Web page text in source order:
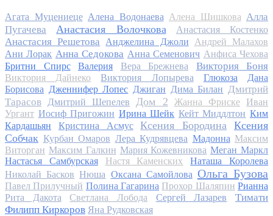
Агата Муцениеце Алена Водонаева Алена Шишкова Алла
Пугачева
Анастасия Волочкова Анастасия Костенко
Анастасия Решетова Анджелина Джоли
Андрей Малахов
Ани Лорак Анна Седокова Анна Семенович Анфиса Чехова
Бритни Спирс
Валерия Вера Брежнева Виктория Боня
Виктория Дайнеко Виктория Лопырева Глюкоза
Дана
Борисова Дженнифер Лопес Джиган Дима Билан Дмитрий
Тарасов
Дмитрий Шепелев Дом 2 Жанна Фриске
Иван
Ургант Иосиф Пригожин Ирина Шейк Кейт Миддлтон Ким
Кардашьян
Кристина Асмус Ксения Бородина
Ксения
Собчак Курбан Омаров Лера Кудрявцева Мадонна Максим
Виторган Максим Галкин Мария Кожевникова Меган Маркл
Настасья Самбурская
Настя Каменских
Наташа Королева
Николай Басков Нюша Оксана Самойлова Ольга Бузова
Павел Прилучный Полина Гагарина Прохор Шаляпин Рианна
Рита Дакота
Светлана Лобода Сергей Лазарев
Тимати
Филипп Киркоров Яна Рудковская